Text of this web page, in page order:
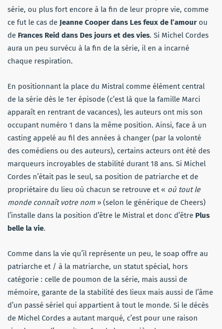
série, ou plus fort encore à la fin de leur propre vie, comme
ce fut le cas de Jeanne Cooper dans Les feux de l’amour ou
de Frances Reid dans Des jours et des vies. Si Michel Cordes
aura un peu survécu à la fin de la série, il en a incarné
chaque respiration.
En positionnant la place du Mistral comme élément central
de la série dès le 1er épisode (c’est là que la famille Marci
apparaît en rentrant de vacances), les auteurs ont mis son
occupant numéro 1 dans la même position. Ainsi, face à un
casting appelé au fil des années à changer (par la volonté
des comédiens ou des auteurs), certains acteurs ont été des
marqueurs incroyables de stabilité durant 18 ans. Si Michel
Cordes n’était pas le seul, sa position de patriarche et de
propriétaire du lieu où chacun se retrouve et « où tout le
monde connaît votre nom » (selon le générique de Cheers)
l’installe dans la position d’être le Mistral et donc d’être Plus
belle la vie.
Comme dans la vie qu’il représente un peu, le soap offre au
patriarche et / à la matriarche, un statut spécial, hors
catégorie : celle de poumon de la série, mais aussi de
mémoire, garante de la stabilité des lieux mais aussi de l’âme
d’un passé sériel qui appartient à tout le monde. Si le décès
de Michel Cordes a autant marqué, c’est pour une raison